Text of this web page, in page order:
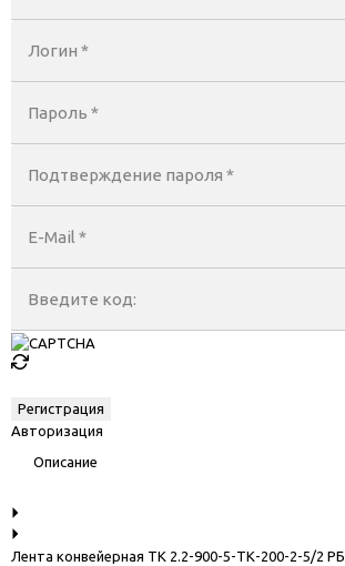
Логин *
Пароль *
Подтверждение пароля *
E-Mail*
Введите код:
Авторизация
Описание
Лента конвейерная ТК 2.2-900-5-ТК-200-2-5/2 РБ